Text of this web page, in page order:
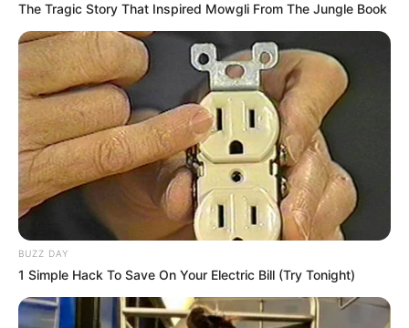
The Tragic Story That Inspired Mowgli From The Jungle Book
BUZZ DAY
1 Simple Hack To Save On Your Electric Bill (Try Tonight)